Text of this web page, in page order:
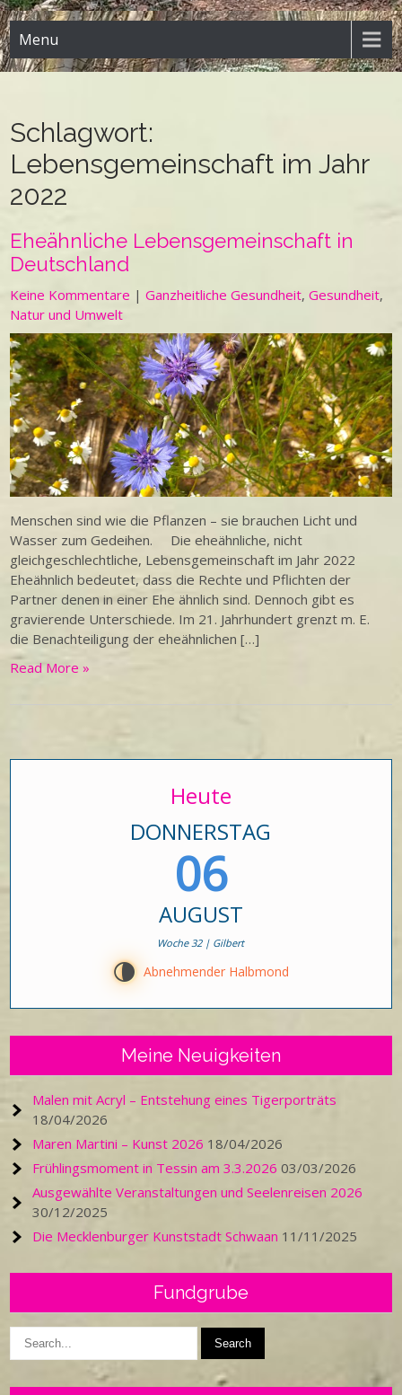
Menu
Schlagwort:
Lebensgemeinschaft im Jahr
2022
Eheähnliche Lebensgemeinschaft in
Deutschland
Keine Kommentare |Ganzheitliche Gesundheit,Gesundheit,
Natur und Umwelt
Menschen sind wie die Pflanzen – sie brauchen Licht und
Wasser zum Gedeihen. Die eheähnliche, nicht
gleichgeschlechtliche, Lebensgemeinschaft im Jahr 2022
Eheähnlich bedeutet, dass die Rechte und Pflichten der
Partner denen in einer Ehe ähnlich sind. Dennoch gibt es
gravierende Unterschiede. Im 21. Jahrhundert grenzt m. E.
die Benachteiligung der eheähnlichen […]
Read More »
Heute
DONNERSTAG
06
AUGUST
Woche 32 | Gilbert
U Abnehmender Halbmond
Meine Neuigkeiten
Malen mit Acryl – Entstehung eines Tigerporträts
18/04/2026
Maren Martini – Kunst 2026 18/04/2026
Frühlingsmoment in Tessin am 3.3.2026 03/03/2026
Ausgewählte Veranstaltungen und Seelenreisen 2026
30/12/2025
Die Mecklenburger Kunststadt Schwaan 11/11/2025
Fundgrube